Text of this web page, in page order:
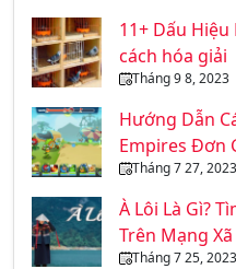
11+ Dấu Hiệu
cách hóa giải
Tháng 9 8, 2023
Hướng Dẫn
Empires Đơn
Tháng 7 27, 2023
À Lôi Là Gì?
Trên Mạng
Tháng 7 25, 2023